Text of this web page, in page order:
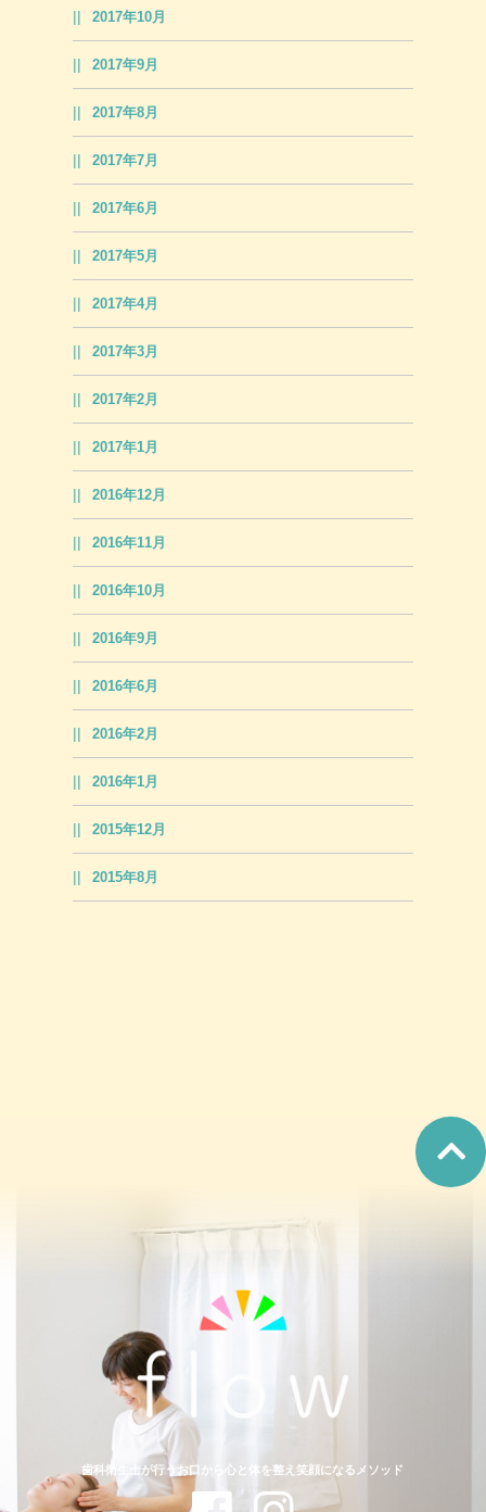
2017年10月
2017年9月
2017年8月
2017年7月
2017年6月
2017年5月
2017年4月
2017年3月
2017年2月
2017年1月
2016年12月
2016年11月
2016年10月
2016年9月
2016年6月
2016年2月
2016年1月
2015年12月
2015年8月
歯科衛生士が行うお口から心と体を整え笑顔になるメソッド